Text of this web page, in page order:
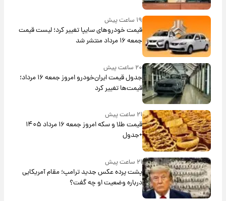
۱۹ ساعت پیش
قیمت خودروهای سایپا تغییر کرد؛ لیست قیمت
جمعه ۱۶ مرداد منتشر شد
۲۰ ساعت پیش
جدول قیمت ایران‌خودرو امروز جمعه ۱۶ مرداد؛
قیمت‌ها تغییر کرد
۲۱ ساعت پیش
قیمت طلا و سکه امروز جمعه ۱۶ مرداد ۱۴۰۵
+جدول
۲۱ ساعت پیش
پشت پرده عکس جدید ترامپ؛ مقام آمریکایی
درباره وضعیت او چه گفت؟